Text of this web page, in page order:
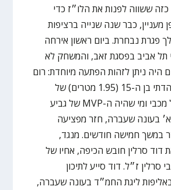
ששווה לפנות את הלו״ז כדי
מעניין, כבר שנה שנייה ברציפות
פגרת נבחרת. ביום ראשון אירחה
תל אביב בפסגת זאב, והמשחק לא
היה ניתן לזהות הפתעה מיוחדת: רום
סטולר, הכישרון הדתי בן ה-15 (1.95 מטרים) של
קבוצת הנוער של מכבי ומי שהיה ה-MVP של גביע
בעונה שעברה, חזר מפציעה
במשך חמישה חודשים. מנגד,
דוד סרלין חובש הכיפה, אחיו של
סרלין ז״ל. דוד סייע לתיכון
ליגת החמ״ד בעונה שעברה,